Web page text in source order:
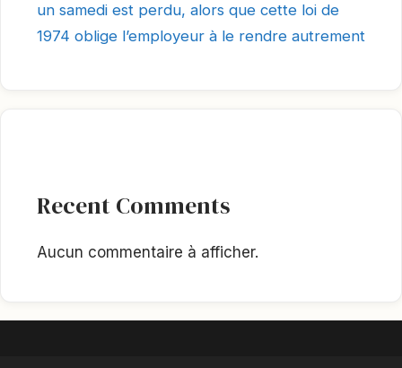
un samedi est perdu, alors que cette loi de
1974 oblige l’employeur à le rendre autrement
Recent Comments
Aucun commentaire à afficher.